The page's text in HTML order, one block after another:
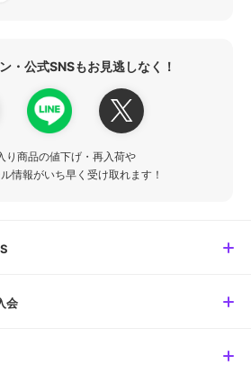
・公式SNSもお見逃しなく！
り商品の値下げ・再入荷や
情報がいち早く受け取れます！
会